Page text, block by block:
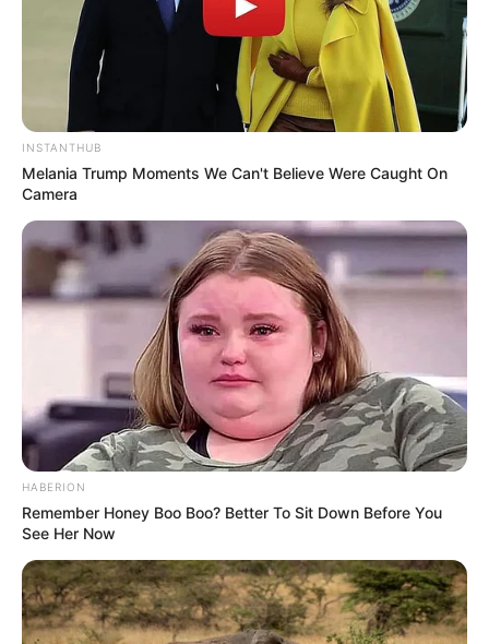
(foto; instagram/@sav.labrant)
3. Ibu muda yang satu ini memang punya senyum yang
sangat cerah
INSTANTHUB
Melania Trump Moments We Can't Believe Were Caught On
Camera
HABERION
Remember Honey Boo Boo? Better To Sit Down Before You
See Her Now